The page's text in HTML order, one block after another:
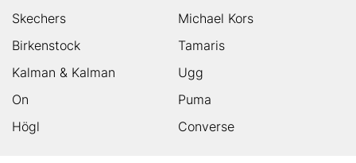
Skechers
Michael Kors
Birkenstock
Tamaris
Kalman & Kalman
Ugg
On
Puma
Högl
Converse